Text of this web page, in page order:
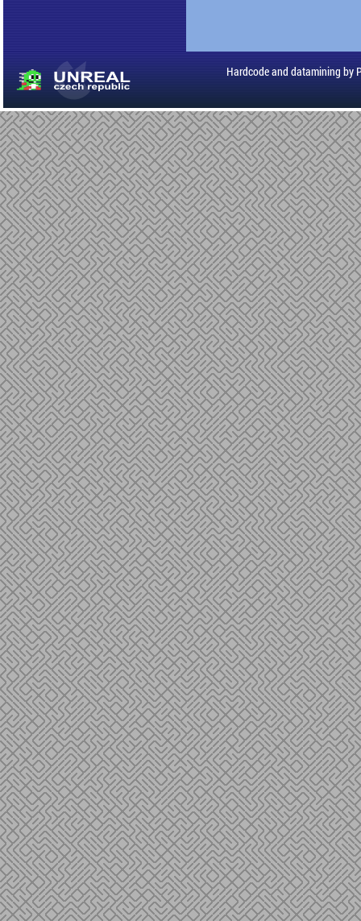
Hardcode and datamining by